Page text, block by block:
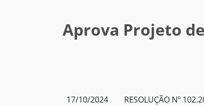
Aprova Projeto
17/10/2024 RESOLUÇÃO Nº